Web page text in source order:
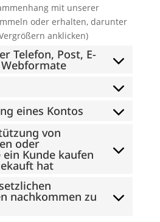
mit unserer
oder erhalten, darunter
anklicken)
Telefon, Post, E-
eines Kontos
von
oder
Kunde kaufen
hat
nachkommen zu